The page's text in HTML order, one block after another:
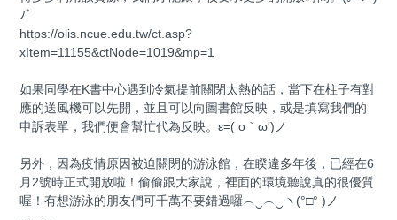
ﾉﾞ
https://olis.ncue.edu.tw/ct.asp?
xItem=11155&ctNode=1019&mp=1
如果同學在K書中心遇到冷氣提前關閉太熱的話，當下在柱子有對
應的送風機可以先開，並且可以向圖書館反映，或是填寫我們的
申訴表單，我們便會幫忙代為反映。ε=( o｀ω′)ノ
另外，因為疫情原因被迫關閉的游泳館，在睽違多年後，已經在6
月2號時正式開放啦！偷偷跟大家說，裡面的環境聽說真的很優質
喔！有想游泳的朋友們可千萬不要錯過囉︵‿︵‿ヽ(°□° )ノ